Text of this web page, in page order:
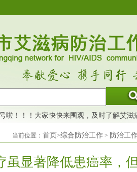
！！大家快快来围观，及时了解艾滋病最
当前位置： 首页 >综合防治工作 > 防治工
虽显著降低患癌率，